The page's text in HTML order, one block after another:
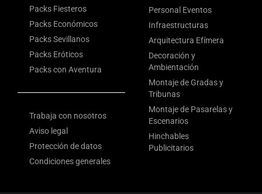
Packs Fiesteros
Packs Económicos
Packs Sevillanos
Packs Eróticos
Packs con Aventura
Trabaja con nosotros
Aviso legal
Protección de datos
Condiciones generales
Personal Eventos
Infraestructuras
Arquitectura Efímera
Decoración y
Ambientación
Montaje de Gradas y
Tribunas
Montaje de Pasarelas y
Escenarios
Hinchables
Publicitarios